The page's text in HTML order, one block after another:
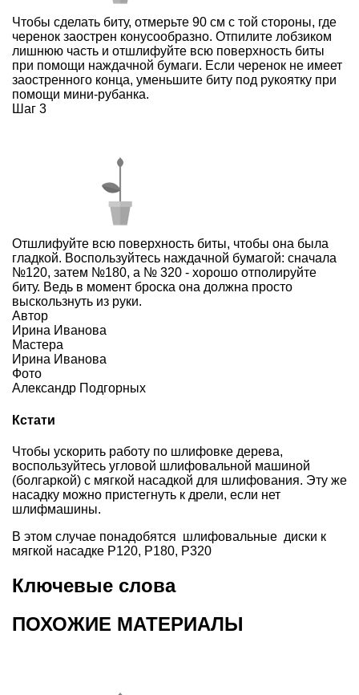
Чтобы сделать биту, отмерьте 90 см с той стороны, где
черенок заострен конусообразно. Отпилите лобзиком
лишнюю часть и отшлифуйте всю поверхность биты
при помощи наждачной бумаги. Если черенок не имеет
заостренного конца, уменьшите биту под рукоятку при
помощи мини-рубанка.
Шаг 3
Отшлифуйте всю поверхность биты, чтобы она была
гладкой. Воспользуйтесь наждачной бумагой: сначала
№120, затем №180, а № 320 - хорошо отполируйте
биту. Ведь в момент броска она должна просто
выскользнуть из руки.
Автор
Ирина Иванова
Мастера
Ирина Иванова
Фото
Александр Подгорных
Кстати
Чтобы ускорить работу по шлифовке дерева,
воспользуйтесь угловой шлифовальной машиной
(болгаркой) с мягкой насадкой для шлифования. Эту же
насадку можно пристегнуть к дрели, если нет
шлифмашины.
В этом случае понадобятся шлифовальные диски к
мягкой насадке P120, P180, Р320
Ключевые слова
ПОХОЖИЕ МАТЕРИАЛЫ